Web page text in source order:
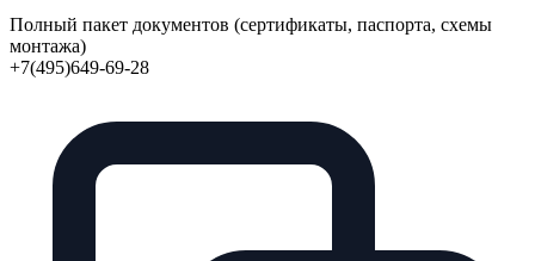
Полный пакет документов (сертификаты, паспорта, схемы
монтажа)
+7(495)649-69-28